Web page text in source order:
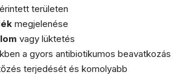
területen
megjelenése
vagy lüktetés
a gyors antibiotikumos beavatkozás
terjedését és komolyabb